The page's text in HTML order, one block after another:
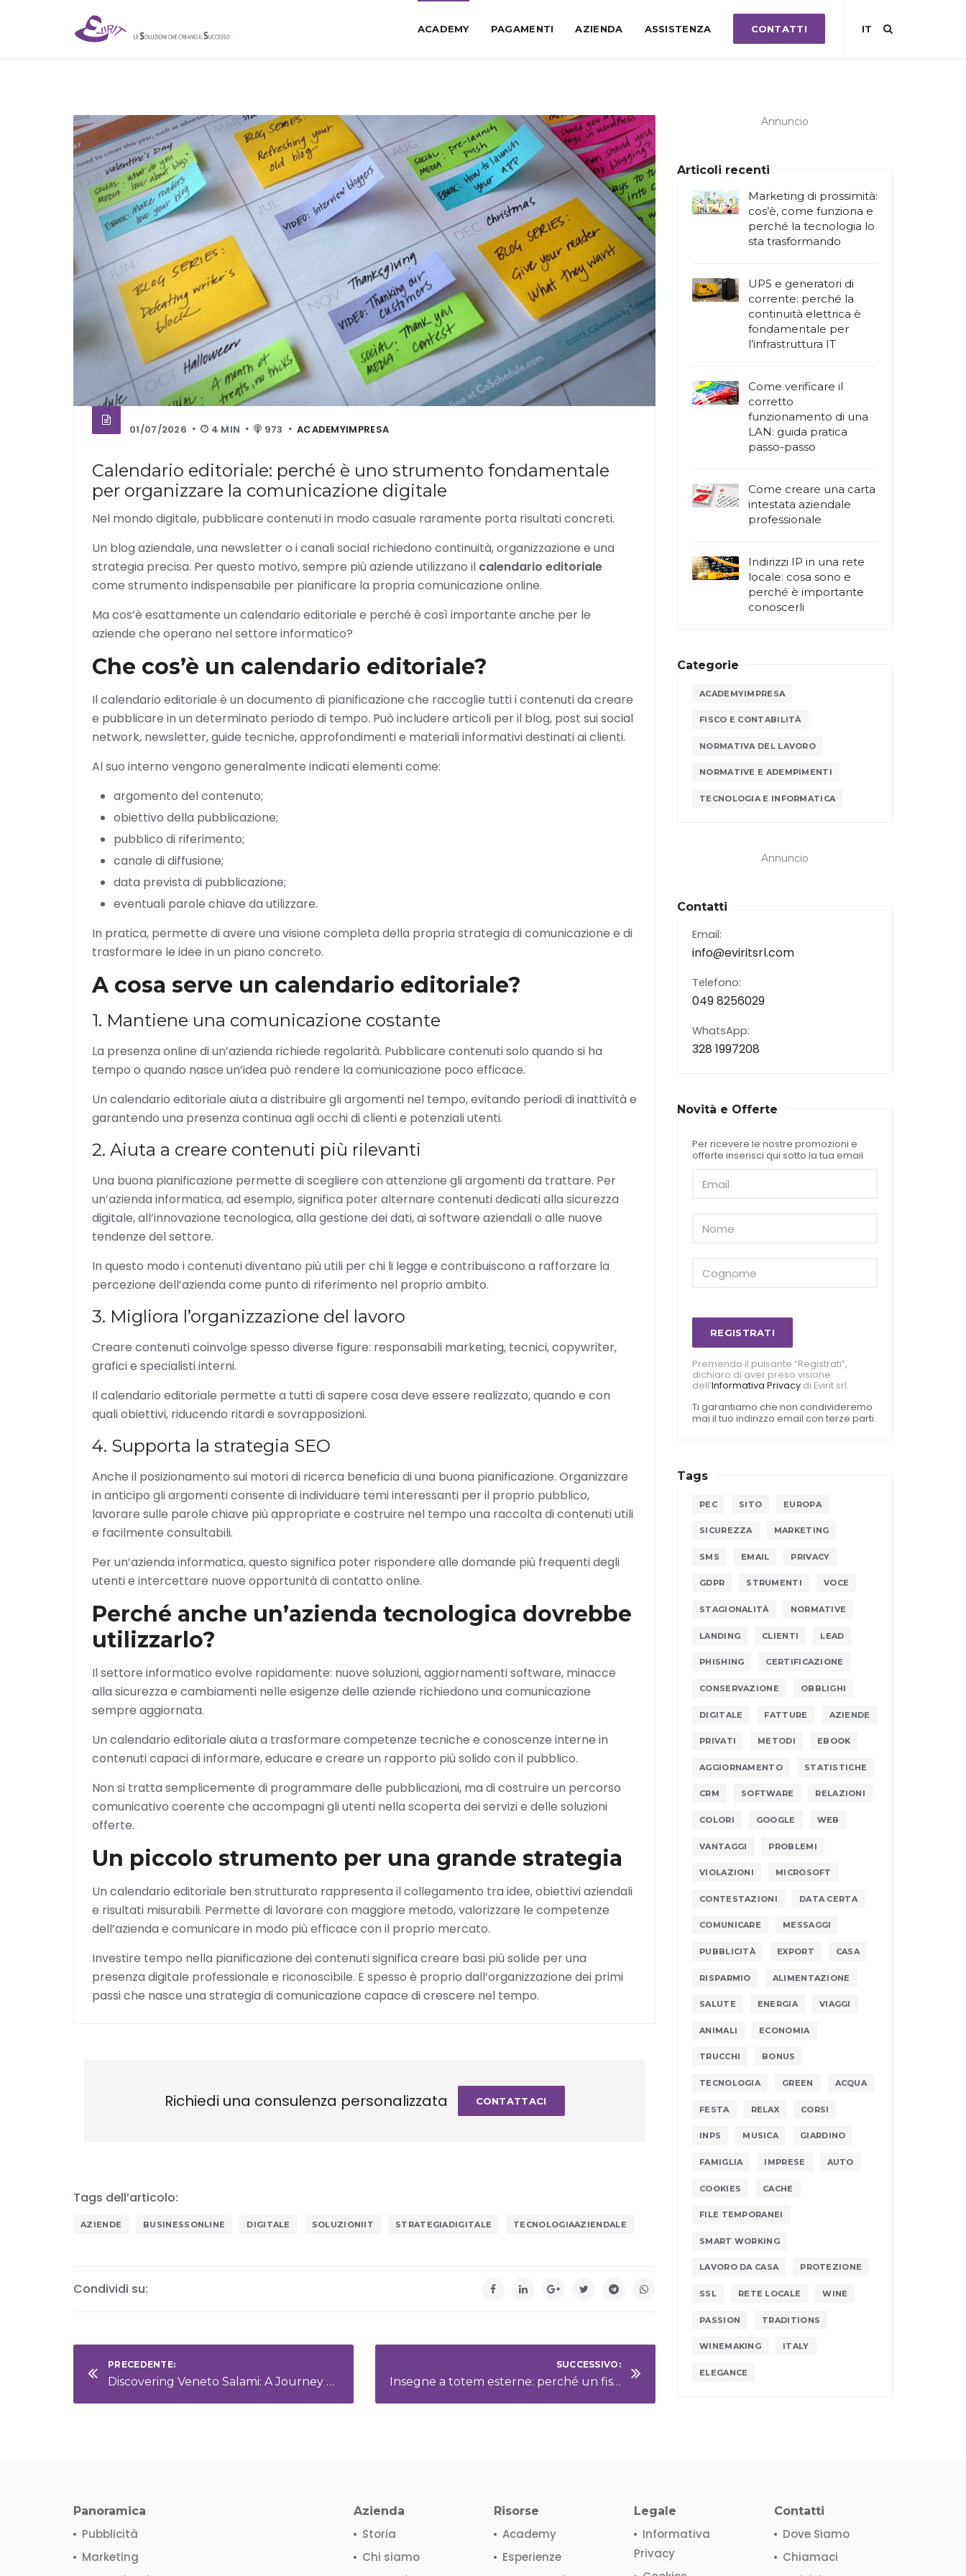
IT
ACADEMY PAGAMENTI AZIENDA ASSISTENZA CONTATTI
01/07/2026 4 MIN 973 ACADEMYIMPRESA
Calendario editoriale: perché è uno strumento fondamentale
per organizzare la comunicazione digitale
Nel mondo digitale, pubblicare contenuti in modo casuale raramente porta risultati concreti.
Un blog aziendale, una newsletter o i canali social richiedono continuità, organizzazione e una
strategia precisa. Per questo motivo, sempre più aziende utilizzano il calendario editoriale
come strumento indispensabile per pianificare la propria comunicazione online.
Ma cos’è esattamente un calendario editoriale e perché è così importante anche per le
aziende che operano nel settore informatico?
Che cos’è un calendario editoriale?
Il calendario editoriale è un documento di pianificazione che raccoglie tutti i contenuti da creare
e pubblicare in un determinato periodo di tempo. Può includere articoli per il blog, post sui social
network, newsletter, guide tecniche, approfondimenti e materiali informativi destinati ai clienti.
Al suo interno vengono generalmente indicati elementi come:
argomento del contenuto;
obiettivo della pubblicazione;
pubblico di riferimento;
canale di diffusione;
data prevista di pubblicazione;
eventuali parole chiave da utilizzare.
In pratica, permette di avere una visione completa della propria strategia di comunicazione e di
trasformare le idee in un piano concreto.
A cosa serve un calendario editoriale?
1. Mantiene una comunicazione costante
La presenza online di un’azienda richiede regolarità. Pubblicare contenuti solo quando si ha
tempo o quando nasce un’idea può rendere la comunicazione poco efficace.
Un calendario editoriale aiuta a distribuire gli argomenti nel tempo, evitando periodi di inattività e
garantendo una presenza continua agli occhi di clienti e potenziali utenti.
2. Aiuta a creare contenuti più rilevanti
Una buona pianificazione permette di scegliere con attenzione gli argomenti da trattare. Per
un’azienda informatica, ad esempio, significa poter alternare contenuti dedicati alla sicurezza
digitale, all’innovazione tecnologica, alla gestione dei dati, ai software aziendali o alle nuove
tendenze del settore.
In questo modo i contenuti diventano più utili per chi li legge e contribuiscono a rafforzare la
percezione dell’azienda come punto di riferimento nel proprio ambito.
3. Migliora l’organizzazione del lavoro
Creare contenuti coinvolge spesso diverse figure: responsabili marketing, tecnici, copywriter,
grafici e specialisti interni.
Il calendario editoriale permette a tutti di sapere cosa deve essere realizzato, quando e con
quali obiettivi, riducendo ritardi e sovrapposizioni.
4. Supporta la strategia SEO
Anche il posizionamento sui motori di ricerca beneficia di una buona pianificazione. Organizzare
in anticipo gli argomenti consente di individuare temi interessanti per il proprio pubblico,
lavorare sulle parole chiave più appropriate e costruire nel tempo una raccolta di contenuti utili
e facilmente consultabili.
Per un’azienda informatica, questo significa poter rispondere alle domande più frequenti degli
utenti e intercettare nuove opportunità di contatto online.
Perché anche un’azienda tecnologica dovrebbe
utilizzarlo?
Il settore informatico evolve rapidamente: nuove soluzioni, aggiornamenti software, minacce
alla sicurezza e cambiamenti nelle esigenze delle aziende richiedono una comunicazione
sempre aggiornata.
Un calendario editoriale aiuta a trasformare competenze tecniche e conoscenze interne in
contenuti capaci di informare, educare e creare un rapporto più solido con il pubblico.
Non si tratta semplicemente di programmare delle pubblicazioni, ma di costruire un percorso
comunicativo coerente che accompagni gli utenti nella scoperta dei servizi e delle soluzioni
offerte.
Un piccolo strumento per una grande strategia
Un calendario editoriale ben strutturato rappresenta il collegamento tra idee, obiettivi aziendali
e risultati misurabili. Permette di lavorare con maggiore metodo, valorizzare le competenze
dell’azienda e comunicare in modo più efficace con il proprio mercato.
Investire tempo nella pianificazione dei contenuti significa creare basi più solide per una
presenza digitale professionale e riconoscibile. E spesso è proprio dall’organizzazione dei primi
passi che nasce una strategia di comunicazione capace di crescere nel tempo.
Richiedi una consulenza personalizzata CONTATTACI
Tags dell’articolo:
AZIENDE BUSINESSONLINE DIGITALE SOLUZIONIIT STRATEGIADIGITALE TECNOLOGIAAZIENDALE
Condividi su:
PRECEDENTE:
Discovering Veneto Salami: A Journey Through Authentic Italian Flavors
SUCCESSIVO:
Insegne a totem esterne: perché un fissaggio corretto è fondamentale
Annuncio
Articoli recenti
Marketing di prossimità:
cos’è, come funziona e
perché la tecnologia lo
sta trasformando
UPS e generatori di
corrente: perché la
continuità elettrica è
fondamentale per
l’infrastruttura IT
Come verificare il
corretto
funzionamento di una
LAN: guida pratica
passo-passo
Come creare una carta
intestata aziendale
professionale
Indirizzi IP in una rete
locale: cosa sono e
perché è importante
conoscerli
Categorie
ACADEMYIMPRESA
FISCO E CONTABILITÀ
NORMATIVA DEL LAVORO
NORMATIVE E ADEMPIMENTI
TECNOLOGIA E INFORMATICA
Annuncio
Contatti
Email:
info@eviritsrl.com
Telefono:
049 8256029
WhatsApp:
328 1997208
Novità e Offerte
Per ricevere le nostre promozioni e
offerte inserisci qui sotto la tua email
REGISTRATI
Premendo il pulsante “Registrati”,
dichiaro di aver preso visione
dell’Informativa Privacy di Evirit srl.
Ti garantiamo che non condivideremo
mai il tuo indirizzo email con terze parti.
Tags
PEC SITO EUROPA
SICUREZZA MARKETING
SMS EMAIL PRIVACY
GDPR STRUMENTI VOCE
STAGIONALITÀ NORMATIVE
LANDING CLIENTI LEAD
PHISHING CERTIFICAZIONE
CONSERVAZIONE OBBLIGHI
DIGITALE FATTURE AZIENDE
PRIVATI METODI EBOOK
AGGIORNAMENTO STATISTICHE
CRM SOFTWARE RELAZIONI
COLORI GOOGLE WEB
VANTAGGI PROBLEMI
VIOLAZIONI MICROSOFT
CONTESTAZIONI DATA CERTA
COMUNICARE MESSAGGI
PUBBLICITÀ EXPORT CASA
RISPARMIO ALIMENTAZIONE
SALUTE ENERGIA VIAGGI
ANIMALI ECONOMIA
TRUCCHI BONUS
TECNOLOGIA GREEN ACQUA
FESTA RELAX CORSI
INPS MUSICA GIARDINO
FAMIGLIA IMPRESE AUTO
COOKIES CACHE
FILE TEMPORANEI
SMART WORKING
LAVORO DA CASA PROTEZIONE
SSL RETE LOCALE WINE
PASSION TRADITIONS
WINEMAKING ITALY
ELEGANCE
Panoramica
Pubblicità
Marketing
Azienda
Storia
Chi siamo
Risorse
Academy
Esperienze
Legale
Informativa
Privacy
Contatti
Dove Siamo
Chiamaci